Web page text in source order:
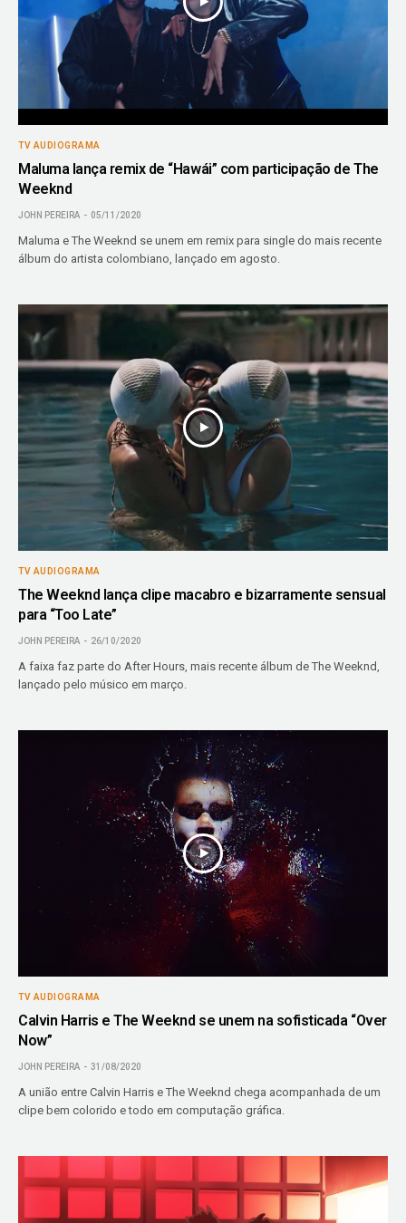
TV AUDIOGRAMA
Maluma lança remix de “Hawái” com participação de The
Weeknd
JOHN PEREIRA 05/11/2020
Maluma e The Weeknd se unem em remix para single do mais recente
álbum do artista colombiano, lançado em agosto.
TV AUDIOGRAMA
The Weeknd lança clipe macabro e bizarramente sensual
para “Too Late”
JOHN PEREIRA 26/10/2020
A faixa faz parte do After Hours, mais recente álbum de The Weeknd,
lançado pelo músico em março.
TV AUDIOGRAMA
Calvin Harris e The Weeknd se unem na sofisticada “Over
Now”
JOHN PEREIRA 31/08/2020
A união entre Calvin Harris e The Weeknd chega acompanhada de um
clipe bem colorido e todo em computação gráfica.